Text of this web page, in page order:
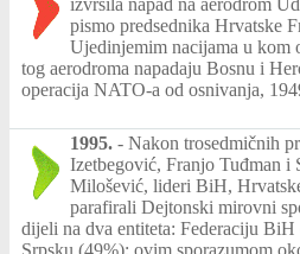
izvršila napad na aerodrom
pismo predsednika Hrvatske
Ujedinjemim nacijama u kom
tog aerodroma napadaju Bosnu i
operacija NATO-a od osnivanja,
1995. - Nakon trosedmičnih
Izetbegović, Franjo Tuđman i
Milošević, lideri BiH,
parafirali Dejtonski mirovni
dijeli na dva entiteta: Federaciju